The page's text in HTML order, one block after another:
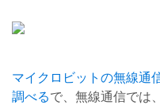
マイクロビットの無線通
調べるで、無線通信では